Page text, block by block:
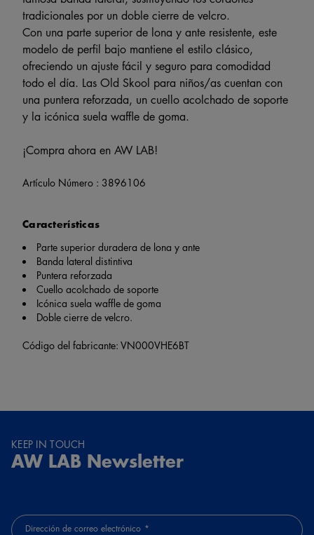
tradicionales por un doble cierre de velcro.
Con una parte superior de lona y ante resistente, este
modelo de perfil bajo mantiene el estilo clásico,
ofreciendo un ajuste fácil y seguro para comodidad
todo el día. Las Old Skool para niños/as cuentan con
una puntera reforzada, un cuello acolchado de soporte
y la icónica suela waffle de goma.
¡Compra ahora en AW LAB!
Artículo Número : 3896106
Características
Parte superior duradera de lona y ante
Banda lateral distintiva
Puntera reforzada
Cuello acolchado de soporte
Icónica suela waffle de goma
Doble cierre de velcro.
Código del fabricante: VN000VHE6BT
KEEP IN TOUCH
AW LAB Newsletter
Dirección de correo electrónico